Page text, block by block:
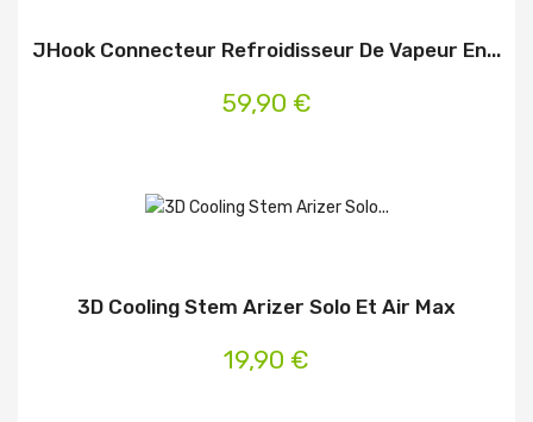
JHook Connecteur Refroidisseur De Vapeur En...
59,90 €
3D Cooling Stem Arizer Solo Et Air Max
19,90 €